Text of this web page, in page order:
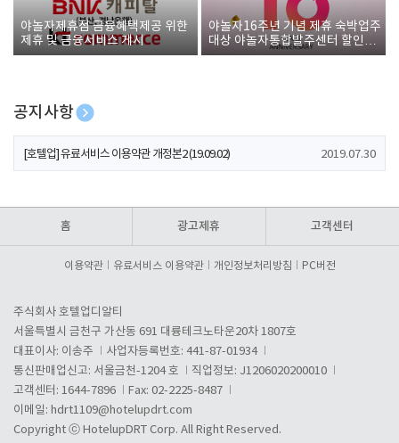
야놀자제휴점 금융혜택제공 위한
제휴 및 금융서비스 게시
야놀자16주년 기념 제휴 숙박업주
대상 야놀자통합발주센터 할인쿠
폰 증정
공지사항
[호텔업] 개인정보 처리방침 개정본1 (19.09.02)
[호텔업] 유료서비스 이용약관 개정본2 (19.09.02) 2019.07.30
홈 광고제휴 고객센터
이용약관 유료서비스 이용약관 개인정보처리방침 PC버전
주식회사 호텔업디알티
서울특별시 금천구 가산동 691 대륭테크노타운20차 1807호
대표이사: 이송주
사업자등록번호: 441-87-01934
통신판매업신고: 서울금천-1204 호
직업정보: J1206020200010
고객센터: 1644-7896
Fax: 02-2225-8487
이메일: hdrt1109@hotelupdrt.com
Copyright ⓒ HotelupDRT Corp. All Right Reserved.